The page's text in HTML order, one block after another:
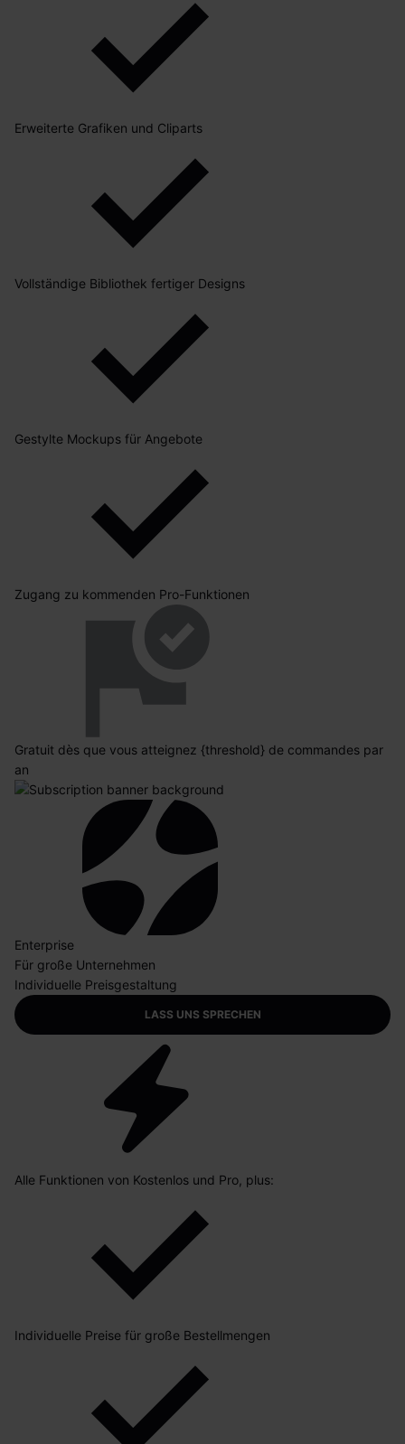
Erweiterte Grafiken und Cliparts
Vollständige Bibliothek fertiger Designs
Gestylte Mockups für Angebote
Zugang zu kommenden Pro-Funktionen
Gratuit dès que vous atteignez {threshold} de commandes par
an
Enterprise
Für große Unternehmen
Individuelle Preisgestaltung
LASS UNS SPRECHEN
Alle Funktionen von Kostenlos und Pro, plus:
Individuelle Preise für große Bestellmengen